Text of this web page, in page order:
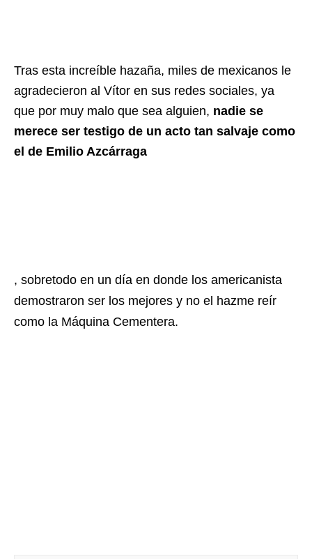
Tras esta increíble hazaña, miles de mexicanos le
agradecieron al Vítor en sus redes sociales, ya
que por muy malo que sea alguien, nadie se
merece ser testigo de un acto tan salvaje como
el de Emilio Azcárraga
, sobretodo en un día en donde los americanista
demostraron ser los mejores y no el hazme reír
como la Máquina Cementera.